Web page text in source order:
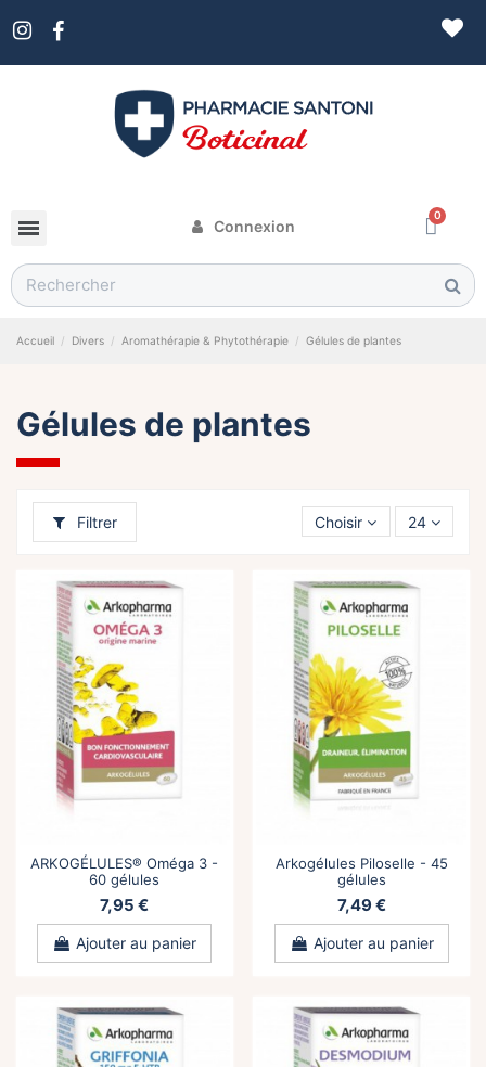
Connexion
Accueil Divers Aromathérapie & Phytothérapie Gélules de plantes
Gélules de plantes
Filtrer Choisir 24
ARKOGÉLULES® Oméga 3 -
60 gélules
7,95 €
Ajouter au panier
Arkogélules Piloselle - 45
gélules
7,49 €
Ajouter au panier